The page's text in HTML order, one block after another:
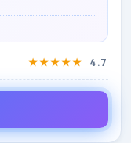
★★★★★ 4.7